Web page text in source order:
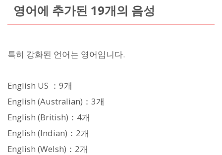
영어에 추가된 19개의 음성
특히 강화된 언어는 영어입니다.
English US ：9개
English (Australian)：3개
English (British)：4개
English (Indian)：2개
English (Welsh)：2개